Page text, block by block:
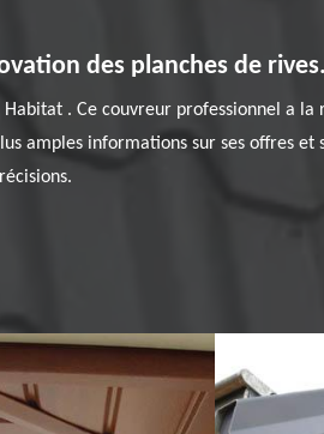
des planches de rives.
. Ce couvreur professionnel a la
amples informations sur ses offres et